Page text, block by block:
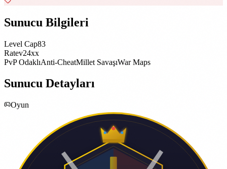
Sunucu Bilgileri
Level Cap83
Ratev24xx
PvP OdaklıAnti-CheatMillet SavaşıWar Maps
Sunucu Detayları
Oyun